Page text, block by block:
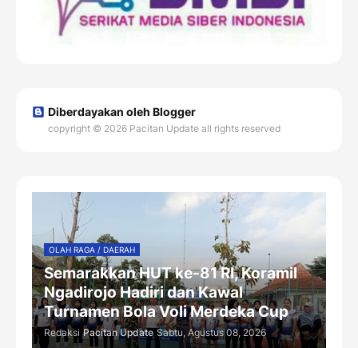
Diberdayakan oleh Blogger
copyright © 2026 Pacitan Update all rights reserved
OLAH RAGA / DAERAH
Semarakkan HUT ke-81 RI, Koramil
Ngadirojo Hadiri dan Kawal
Turnamen Bola Voli Merdeka Cup
Redaksi Pacitan Update Sabtu, Agustus 08, 2026